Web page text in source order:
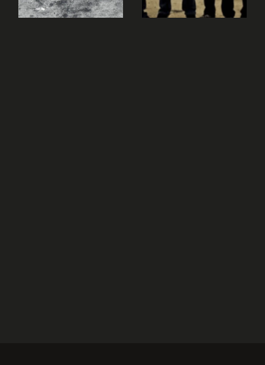
en shuffle et non de manière linéaire. Vous verrez que